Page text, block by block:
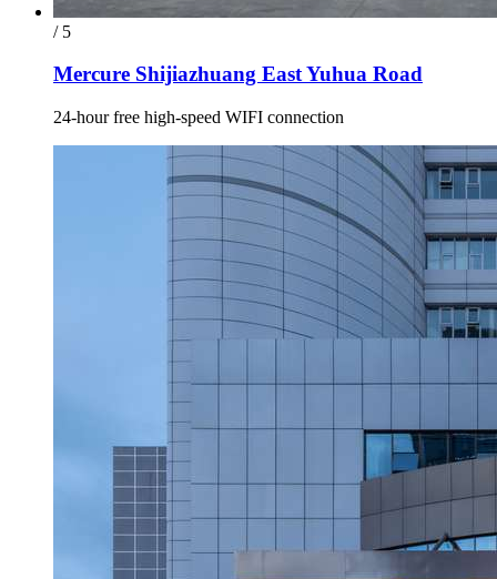
/ 5
Mercure Shijiazhuang East Yuhua Road
24-hour free high-speed WIFI connection